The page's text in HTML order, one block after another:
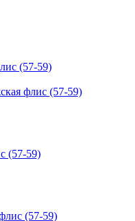
флис (57-59)
(57-59)